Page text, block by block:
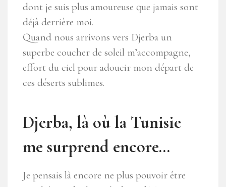
dont je suis plus amoureuse que jamais sont
déjà derrière moi.
Quand nous arrivons vers Djerba un
superbe coucher de soleil m’accompagne,
effort du ciel pour adoucir mon départ de
ces déserts sublimes.
Djerba, là où la Tunisie
me surprend encore…
Je pensais là encore ne plus pouvoir être